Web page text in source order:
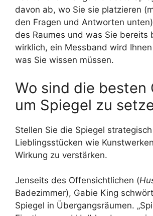
davon ab, wo Sie sie platzieren
den Fragen und Antworten
des Raumes und was Sie bereits
wirklich, ein Messband wird
was Sie wissen müssen.
Wo sind die besten
um Spiegel zu
Stellen Sie die Spiegel
Lieblingsstücken wie
Wirkung zu verstärken.
Jenseits des Offensichtlichen (
Badezimmer), Gabie King
Spiegel in Übergangsräumen.